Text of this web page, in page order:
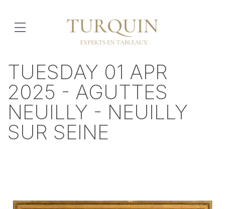
TUESDAY 01 APR
2025 - AGUTTES
NEUILLY - NEUILLY
SUR SEINE